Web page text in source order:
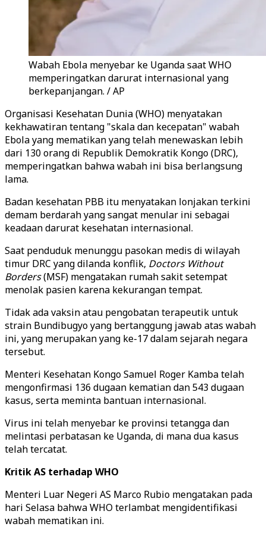
Wabah Ebola menyebar ke Uganda saat WHO
memperingatkan darurat internasional yang
berkepanjangan. / AP
Organisasi Kesehatan Dunia (WHO) menyatakan
kekhawatiran tentang "skala dan kecepatan" wabah
Ebola yang mematikan yang telah menewaskan lebih
dari 130 orang di Republik Demokratik Kongo (DRC),
memperingatkan bahwa wabah ini bisa berlangsung
lama.
Badan kesehatan PBB itu menyatakan lonjakan terkini
demam berdarah yang sangat menular ini sebagai
keadaan darurat kesehatan internasional.
Saat penduduk menunggu pasokan medis di wilayah
timur DRC yang dilanda konflik, Doctors Without
Borders(MSF) mengatakan rumah sakit setempat
menolak pasien karena kekurangan tempat.
Tidak ada vaksin atau pengobatan terapeutik untuk
strain Bundibugyo yang bertanggung jawab atas wabah
ini, yang merupakan yang ke-17 dalam sejarah negara
tersebut.
Menteri Kesehatan Kongo Samuel Roger Kamba telah
mengonfirmasi 136 dugaan kematian dan 543 dugaan
kasus, serta meminta bantuan internasional.
Virus ini telah menyebar ke provinsi tetangga dan
melintasi perbatasan ke Uganda, di mana dua kasus
telah tercatat.
Kritik AS terhadap WHO
Menteri Luar Negeri AS Marco Rubio mengatakan pada
hari Selasa bahwa WHO terlambat mengidentifikasi
wabah mematikan ini.